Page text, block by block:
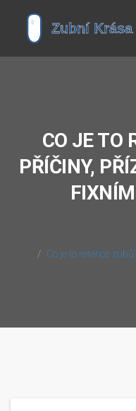
CO JE TO
PŘÍČINY,
Co je to retence